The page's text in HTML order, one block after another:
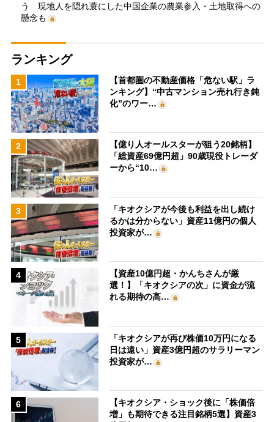
う 現地人を隠れ蓑にした中国企業の農業参入・土地取得への
懸念も
ランキング
1
【首都圏の不動産価格「危ない駅」ラ
ンキング】“中古マンション売れ行き鈍
化”のワー…
2
【億り人オールスターが狙う20銘柄】
「総資産69億円超」90歳現役トレーダ
ーから“10…
3
「キオクシアが今後も利益を出し続け
るかは分からない」資産11億円の個人
投資家が…
4
【資産10億円超・かんちさんが厳
選！】「キオクシアの次」に資金が流
れる期待の高…
5
「キオクシアが再び株価10万円になる
日は遠い」資産3億円超のサラリーマン
投資家が…
6
【キオクシア・ショック後に「株価倍
増」も期待できる注目銘柄5選】資産3